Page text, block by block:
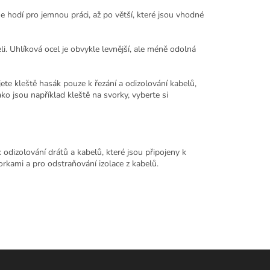
hodí pro jemnou práci, až po větší, které jsou vhodné
Uhlíková ocel je obvykle levnější, ale méně odolná
kleště hasák pouze k řezání a odizolování kabelů,
jsou například kleště na svorky, vyberte si
drátů a kabelů, které jsou připojeny k
a pro odstraňování izolace z kabelů.